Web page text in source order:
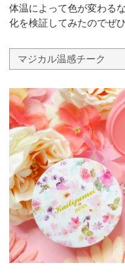
体温によって色が変わる
化を検証してみたのでぜ
マジカル温感チーク